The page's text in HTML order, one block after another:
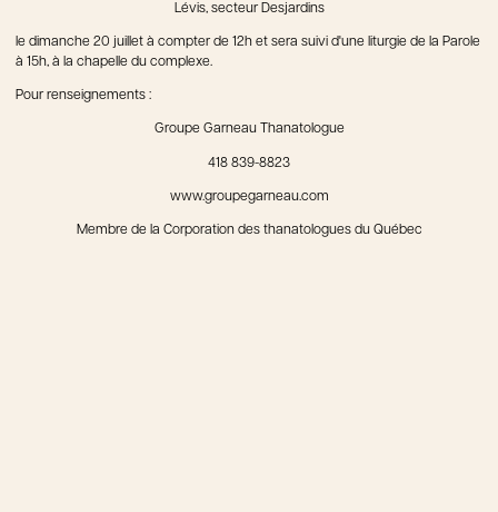
Lévis, secteur Desjardins
le dimanche 20 juillet à compter de 12h et sera suivi d'une liturgie de la Parole
à 15h, à la chapelle du complexe.
Pour renseignements :
Groupe Garneau Thanatologue
418 839-8823
www.groupegarneau.com
Membre de la Corporation des thanatologues du Québec